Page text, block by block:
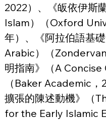
2022）、《皈依伊斯
Islam）（Oxford
年）、《阿拉伯語基
Arabic）（
明指南》（A Concise
（Baker Academic
擴張的陳述動機》（
for the Early Islamic